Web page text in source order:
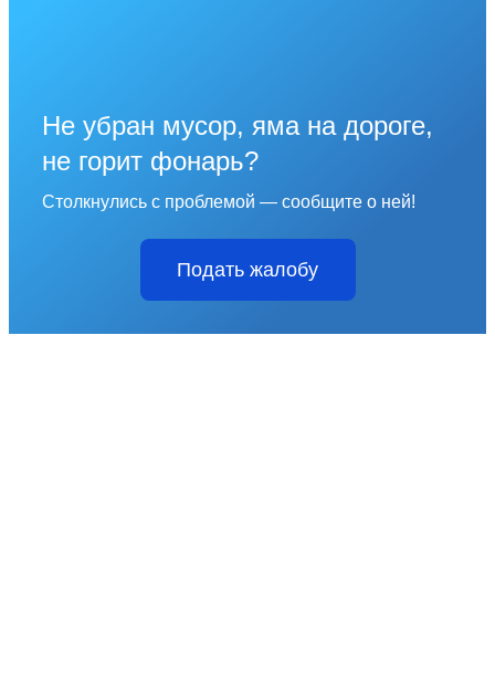
Не убран мусор, яма на дороге,
не горит фонарь?
Столкнулись с проблемой — сообщите о ней!
Подать жалобу